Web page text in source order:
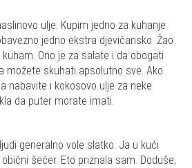
ulje. Kupim jedno za kuhanje
jedno ekstra djevičansko. Žao
Ono je za salate i da obogati
možete skuhati apsolutno sve. Ako
nabavite i kokosovo ulje za neke
da puter morate imati.
generalno vole slatko. Ja u kući
šećer. Eto priznala sam. Doduše,